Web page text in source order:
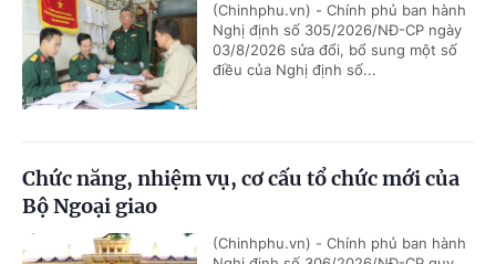
(Chinhphu.vn) - Chính phủ ban hành
Nghị định số 305/2026/NĐ-CP ngày
03/8/2026 sửa đổi, bổ sung một số
điều của Nghị định số...
Chức năng, nhiệm vụ, cơ cấu tổ chức mới của
Bộ Ngoại giao
(Chinhphu.vn) - Chính phủ ban hành